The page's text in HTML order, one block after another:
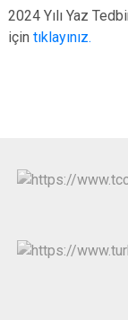
Marmaraereğlisi
Muratlı
2024 Yılı Yaz
için tıklayınız.